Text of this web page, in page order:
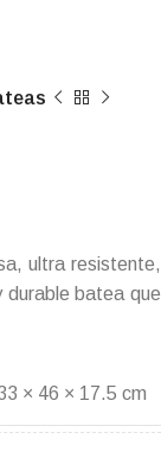
ultra resistente,
batea que
× 46 × 17.5 cm